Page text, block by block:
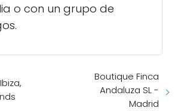
o con un grupo de
Boutique Finca
Andaluza SL -
Madrid